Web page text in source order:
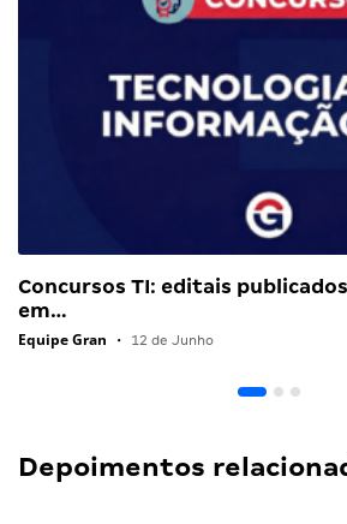
Concursos TI: editais
em…
Equipe Gran • 12 de Junho
Depoimentos